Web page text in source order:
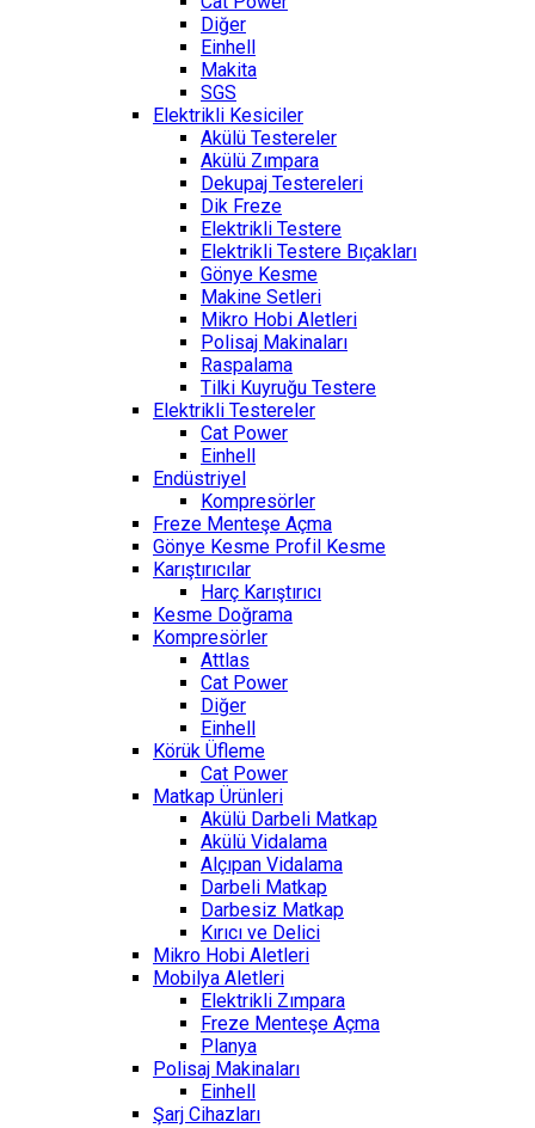
Diğer
Einhell
Makita
SGS
Elektrikli Kesiciler
Akülü Testereler
Akülü Zımpara
Dekupaj Testereleri
Dik Freze
Elektrikli Testere
Elektrikli Testere Bıçakları
Gönye Kesme
Makine Setleri
Mikro Hobi Aletleri
Polisaj Makinaları
Raspalama
Tilki Kuyruğu Testere
Elektrikli Testereler
Cat Power
Einhell
Endüstriyel
Kompresörler
Freze Menteşe Açma
Gönye Kesme Profil Kesme
Karıştırıcılar
Harç Karıştırıcı
Kesme Doğrama
Kompresörler
Attlas
Cat Power
Diğer
Einhell
Körük Üfleme
Cat Power
Matkap Ürünleri
Akülü Darbeli Matkap
Akülü Vidalama
Alçıpan Vidalama
Darbeli Matkap
Darbesiz Matkap
Kırıcı ve Delici
Mikro Hobi Aletleri
Mobilya Aletleri
Elektrikli Zımpara
Freze Menteşe Açma
Planya
Polisaj Makinaları
Einhell
Şarj Cihazları